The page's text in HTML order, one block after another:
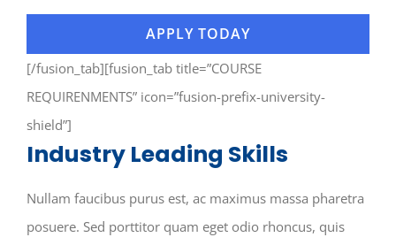
APPLY TODAY
[/fusion_tab][fusion_tab title=”COURSE
REQUIRENMENTS” icon=”fusion-prefix-university-
shield”]
Industry Leading Skills
Nullam faucibus purus est, ac maximus massa pharetra
posuere. Sed porttitor quam eget odio rhoncus, quis